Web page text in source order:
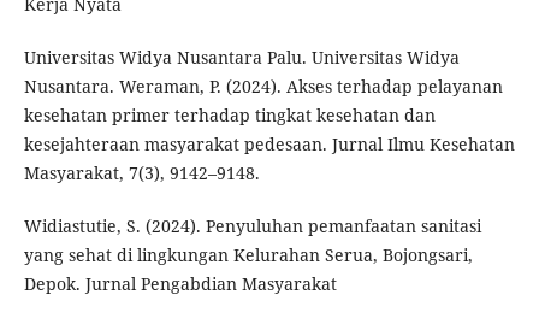
Universitas Widya Nusantara Palu. Universitas Widya
Nusantara. Weraman, P. (2024). Akses terhadap pelayanan
kesehatan primer terhadap tingkat kesehatan dan
kesejahteraan masyarakat pedesaan. Jurnal Ilmu Kesehatan
Masyarakat, 7(3), 9142–9148.
Widiastutie, S. (2024). Penyuluhan pemanfaatan sanitasi
yang sehat di lingkungan Kelurahan Serua, Bojongsari,
Depok. Jurnal Pengabdian Masyarakat